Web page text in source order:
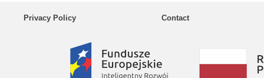
Privacy Policy Contact